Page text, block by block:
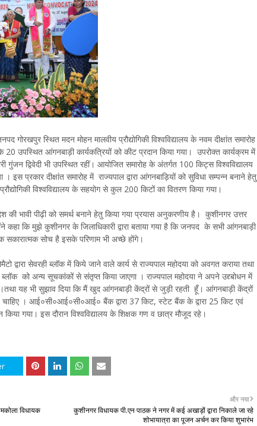
गोरखपुर स्थित मदन मोहन मालवीय प्रौद्योगिकी विश्वविद्यालय के नवम दीक्षांत समारोह
उपस्थित आंगनबाड़ी कार्यकत्रियों को कीट प्रदान किया गया। उपरोक्त कार्यक्रम में
गुंजन द्विवेदी भी उपस्थित रहीं। आयोजित समारोह के अंतर्गत 100 किट्स विश्वविद्यालय
प्रकार दीक्षांत समारोह में राज्यपाल द्वारा आंगनबाड़ियों को सुविधा सम्पन्न बनाने हेतु
विश्वविद्यालय के सहयोग से कुल 200 किटों का वितरण किया गया।
की भावी पीढ़ी को समर्थ बनाने हेतु किया गया प्रयास अनुकरणीय है। कुशीनगर उत्तर
कि मुझे कुशीनगर के जिलाधिकारी द्वारा बताया गया है कि जनपद के सभी आंगनबाड़ी
सकारात्मक सोच है इसके परिणाम भी अच्छे होंगे।
द्वारा सेवरही ब्लॉक में किये जाने वाले कार्य से राज्यपाल महोदया को अवगत कराया तथा
को अन्य सूचकांकों से संतृप्त किया जाएगा । राज्यपाल महोदया ने अपने उद्द्बोधन में
यह भी सुझाव दिया कि मैं खुद आंगनबाड़ी केंद्रों से जुड़ी रहती हूँ। आंगनबाड़ी केंद्रों
। आई०सी०आई०सी०आई० बैंक द्वारा 37 किट, स्टेट बैंक के द्वारा 25 किट एवं
गया। इस दौरान विश्वविद्यालय के शिक्षक गण व छात्र मौजूद रहे।
और नया
कुशीनगर विधायक पी.एन पाठक ने नगर में कई अखाड़ों द्वारा निकाले जा रहे
शोभायात्रा का पूजन अर्चन कर किया शुभारंभ
विधायक